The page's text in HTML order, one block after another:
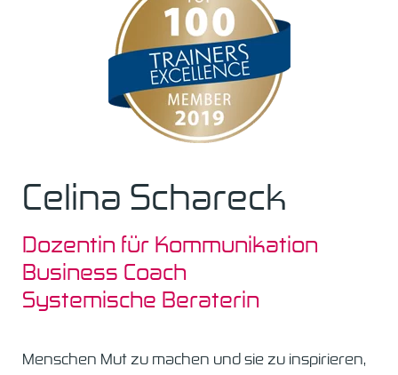
Celina Schareck
Dozentin für Kommunikation
Business Coach
Systemische Beraterin
Menschen Mut zu machen und sie zu inspirieren,